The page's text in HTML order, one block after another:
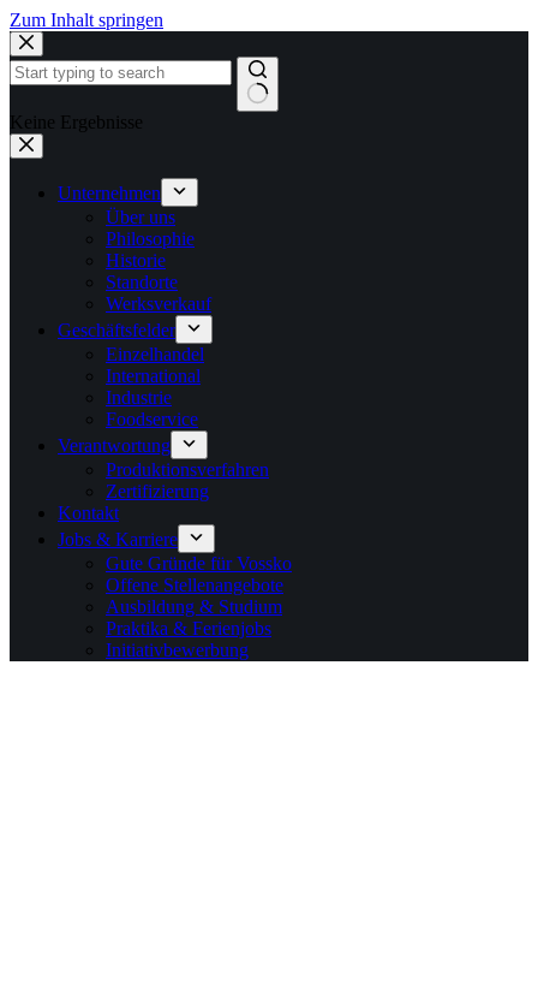
Zum Inhalt springen
Keine Ergebnisse
Unternehmen
Über uns
Philosophie
Historie
Standorte
Werksverkauf
Geschäftsfelder
Einzelhandel
International
Industrie
Foodservice
Verantwortung
Produktionsverfahren
Zertifizierung
Kontakt
Jobs & Karriere
Gute Gründe für Vossko
Offene Stellenangebote
Ausbildung & Studium
Praktika & Ferienjobs
Initiativbewerbung